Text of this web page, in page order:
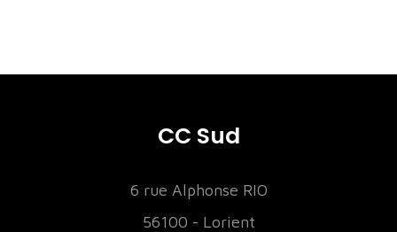
CC Sud
6 rue Alphonse RIO
56100 - Lorient